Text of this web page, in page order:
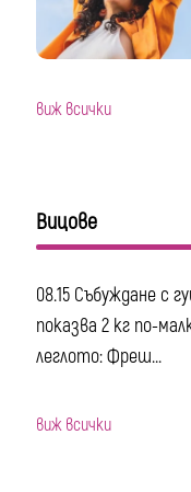
виж всички
Вицове
08.15 Събуждане с
показва 2 кг по-
леглото: Фреш...
виж всички